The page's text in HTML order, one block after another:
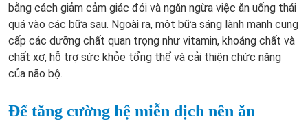
bằng cách giảm cảm giác đói và ngăn ngừa việc ăn uống thái
quá vào các bữa sau. Ngoài ra, một bữa sáng lành mạnh cung
cấp các dưỡng chất quan trọng như vitamin, khoáng chất và
chất xơ, hỗ trợ sức khỏe tổng thể và cải thiện chức năng
của não bộ.
Để tăng cường hệ miễn dịch nên ăn